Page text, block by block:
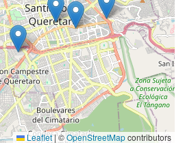
Leaflet |©OpenStreetMapcontributors